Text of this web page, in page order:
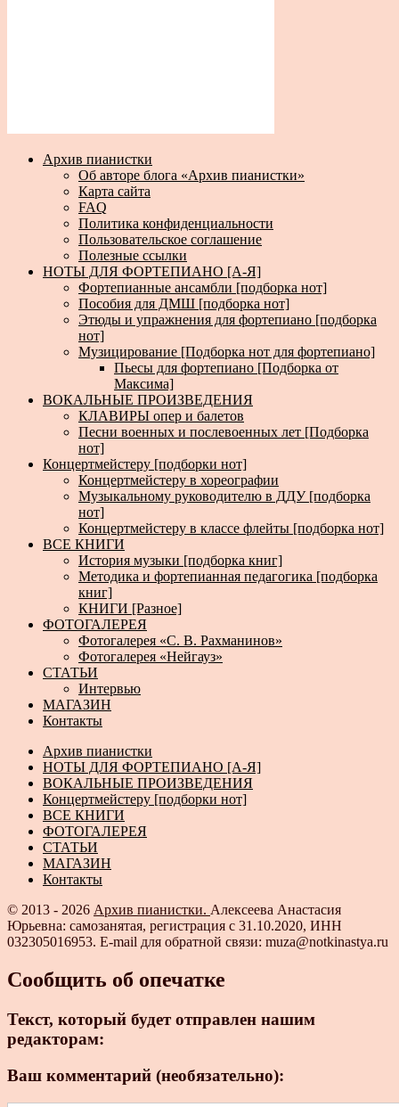
Архив пианистки
Об авторе блога «Архив пианистки»
Карта сайта
FAQ
Политика конфиденциальности
Пользовательское соглашение
Полезные ссылки
НОТЫ ДЛЯ ФОРТЕПИАНО [А-Я]
Фортепианные ансамбли [подборка нот]
Пособия для ДМШ [подборка нот]
Этюды и упражнения для фортепиано [подборка
нот]
Музицирование [Подборка нот для фортепиано]
Пьесы для фортепиано [Подборка от
Максима]
ВОКАЛЬНЫЕ ПРОИЗВЕДЕНИЯ
КЛАВИРЫ опер и балетов
Песни военных и послевоенных лет [Подборка
нот]
Концертмейстеру [подборки нот]
Концертмейстеру в хореографии
Музыкальному руководителю в ДДУ [подборка
нот]
Концертмейстеру в классе флейты [подборка нот]
ВСЕ КНИГИ
История музыки [подборка книг]
Методика и фортепианная педагогика [подборка
книг]
КНИГИ [Разное]
ФОТОГАЛЕРЕЯ
Фотогалерея «С. В. Рахманинов»
Фотогалерея «Нейгауз»
СТАТЬИ
Интервью
МАГАЗИН
Контакты
Архив пианистки
НОТЫ ДЛЯ ФОРТЕПИАНО [А-Я]
ВОКАЛЬНЫЕ ПРОИЗВЕДЕНИЯ
Концертмейстеру [подборки нот]
ВСЕ КНИГИ
ФОТОГАЛЕРЕЯ
СТАТЬИ
МАГАЗИН
Контакты
© 2013 - 2026 Архив пианистки. Алексеева Анастасия
Юрьевна: самозанятая, регистрация с 31.10.2020, ИНН
032305016953. E-mail для обратной связи: muza@notkinastya.ru
Сообщить об опечатке
Текст, который будет отправлен нашим
редакторам:
Ваш комментарий (необязательно):